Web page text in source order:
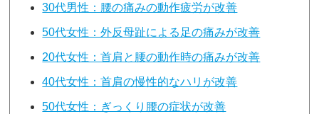
30代男性：腰の痛みの動作疲労が改善
50代女性：外反母趾による足の痛みが改善
20代女性：首肩と腰の動作時の痛みが改善
40代女性：首肩の慢性的なハリが改善
50代女性：ぎっくり腰の症状が改善